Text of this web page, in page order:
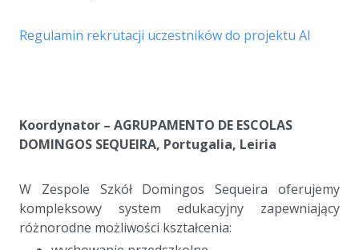
Regulamin rekrutacji uczestników do projektu AI
Koordynator – AGRUPAMENTO DE ESCOLAS
DOMINGOS SEQUEIRA, Portugalia, Leiria
W Zespole Szkół Domingos Sequeira oferujemy
kompleksowy system edukacyjny zapewniający
różnorodne możliwości kształcenia: